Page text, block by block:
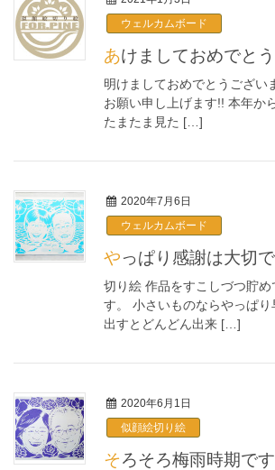
ウェルカムボード
あけましておめでと
明けましておめでとうござい
お願い申し上げます!! 本年か
たまたま見た […]
2020年7月6日
ウェルカムボード
やっぱり感謝は大切
切り絵 作品をすこしづつ貯
す。 小さいものならやっぱり
出すとどんどん出来 […]
2020年6月1日
似顔絵切り絵
そろそろ梅雨時期で